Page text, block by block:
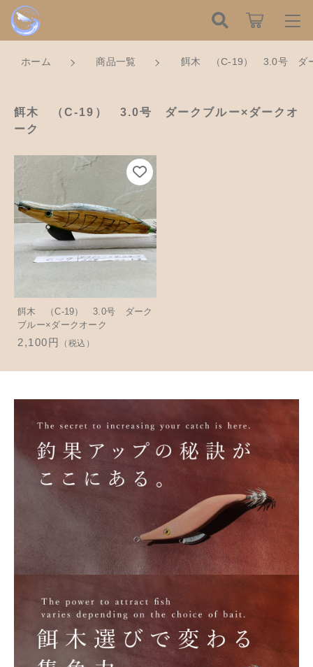
ホーム 商品一覧 餌木 （C-19） 3.0号 ダー
餌木 （C-19） 3.0号 ダークブルー×ダークオ
ーク
餌木 （C-19） 3.0号 ダーク
ブルー×ダークオーク
2,100円 （税込）
ログイン / 会員登録
新着商品から探す
Tomorrow is a new dayについて
お知らせ
ブログ
餌木キーホルダー
木工アクセサリー
木工小物
カトラリー
こだわり検索
子カテゴリ
価格帯
～
その他
並び順